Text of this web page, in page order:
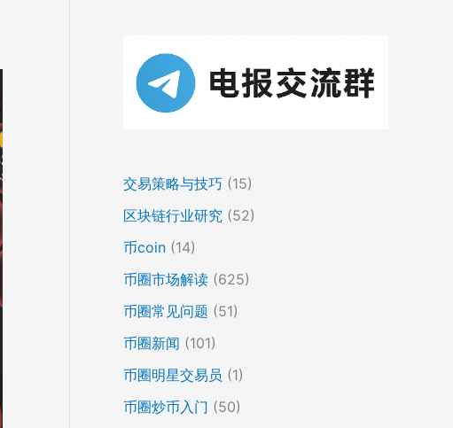
交易策略与技巧 (15)
区块链行业研究 (52)
币coin (14)
币圈市场解读 (625)
币圈常见问题 (51)
币圈新闻 (101)
币圈明星交易员 (1)
币圈炒币入门 (50)